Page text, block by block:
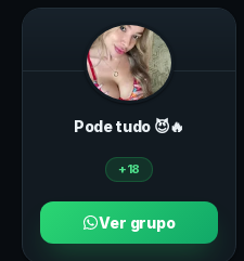
Pode tudo 😈🔥
+18
Ver grupo